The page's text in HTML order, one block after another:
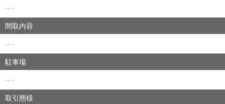
---
間取内容
---
駐車場
---
取引態様